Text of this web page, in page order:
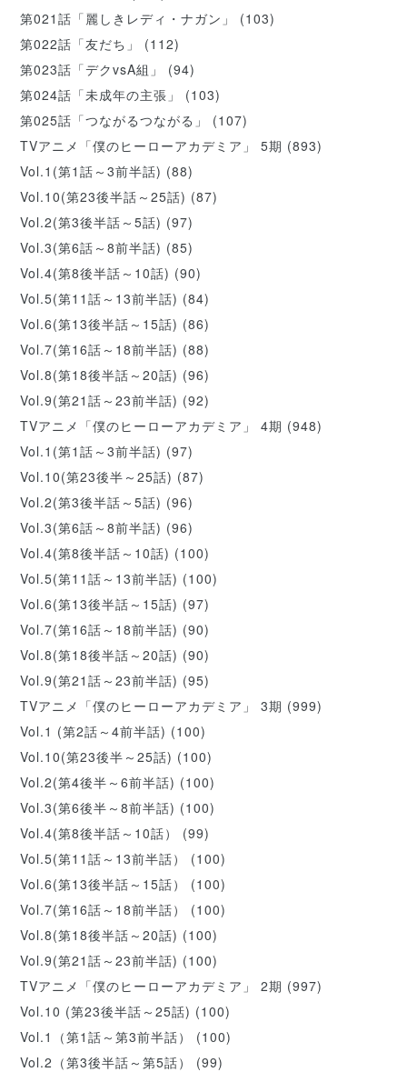
第021話「麗しきレディ・ナガン」
(103)
第022話「友だち」
(112)
第023話「デクvsA組」
(94)
第024話「未成年の主張」
(103)
第025話「つながるつながる」
(107)
TVアニメ「僕のヒーローアカデミア」 5期 (893)
Vol.1(第1話～3前半話) (88)
Vol.10(第23後半話～25話) (87)
Vol.2(第3後半話～5話) (97)
Vol.3(第6話～8前半話) (85)
Vol.4(第8後半話～10話) (90)
Vol.5(第11話～13前半話) (84)
Vol.6(第13後半話～15話) (86)
Vol.7(第16話～18前半話) (88)
Vol.8(第18後半話～20話) (96)
Vol.9(第21話～23前半話) (92)
TVアニメ「僕のヒーローアカデミア」 4期 (948)
Vol.1(第1話～3前半話) (97)
Vol.10(第23後半～25話) (87)
Vol.2(第3後半話～5話) (96)
Vol.3(第6話～8前半話) (96)
Vol.4(第8後半話～10話) (100)
Vol.5(第11話～13前半話) (100)
Vol.6(第13後半話～15話) (97)
Vol.7(第16話～18前半話) (90)
Vol.8(第18後半話～20話) (90)
Vol.9(第21話～23前半話) (95)
TVアニメ「僕のヒーローアカデミア」 3期 (999)
Vol.1 (第2話～4前半話) (100)
Vol.10(第23後半～25話) (100)
Vol.2(第4後半～6前半話) (100)
Vol.3(第6後半～8前半話) (100)
Vol.4(第8後半話～10話）
(99)
Vol.5(第11話～13前半話）
(100)
Vol.6(第13後半話～15話）
(100)
Vol.7(第16話～18前半話）
(100)
Vol.8(第18後半話～20話) (100)
Vol.9(第21話～23前半話) (100)
TVアニメ「僕のヒーローアカデミア」 2期 (997)
Vol.10 (第23後半話～25話) (100)
Vol.1（第1話～第3前半話）
(100)
Vol.2（第3後半話～第5話）
(99)